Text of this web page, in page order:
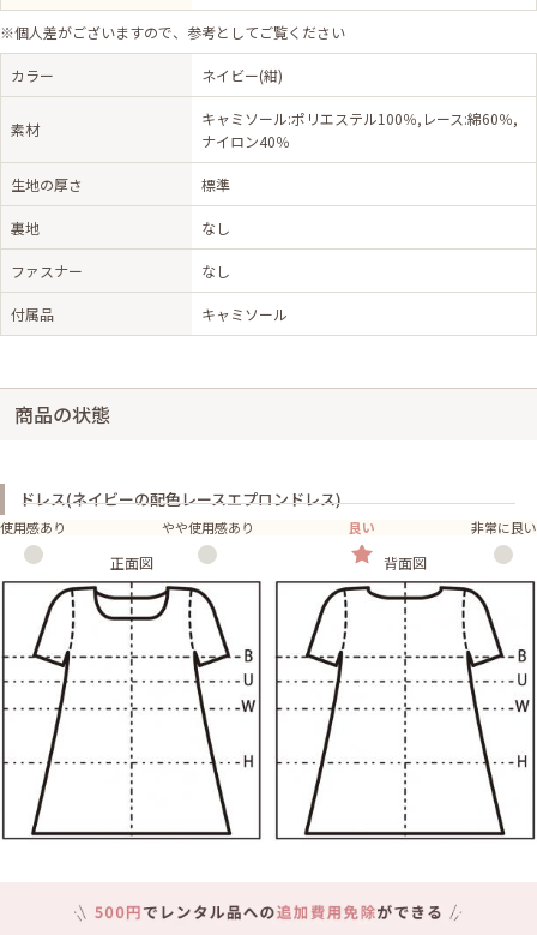
※個人差がございますので、参考としてご覧ください
カラー ネイビー(紺)
素材
キャミソール:ポリエステル100％,レース:綿60％,
ナイロン40％
生地の厚さ 標準
裏地 なし
ファスナー なし
付属品 キャミソール
商品の状態
ドレス(ネイビーの配色レースエプロンドレス)
使用感あり やや使用感あり 良い 非常に良い
正面図 背面図